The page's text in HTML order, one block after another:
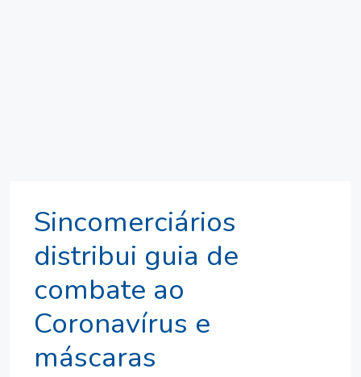
Sincomerciários
distribui guia de
combate ao
Coronavírus e
máscaras